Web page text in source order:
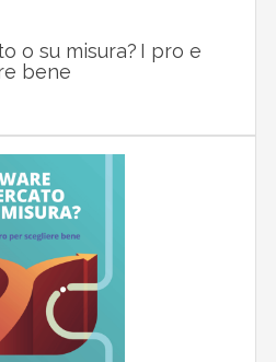
o su misura? I pro e
bene